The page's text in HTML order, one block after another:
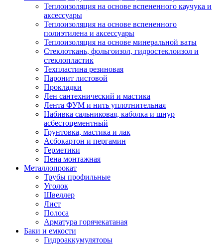
Теплоизоляция на основе вспененного каучука и
аксессуары
Теплоизоляция на основе вспененного
полиэтилена и аксессуары
Теплоизоляция на основе минеральной ваты
Стеклоткань, фольгоизол, гидростеклоизол и
стеклопластик
Техпластина резиновая
Паронит листовой
Прокладки
Лен сантехнический и мастика
Лента ФУМ и нить уплотнительная
Набивка сальниковая, каболка и шнур
асбестоцементный
Грунтовка, мастика и лак
Асбокартон и пергамин
Герметики
Пена монтажная
Металлопрокат
Трубы профильные
Уголок
Швеллер
Лист
Полоса
Арматура горячекатаная
Баки и емкости
Гидроаккумуляторы